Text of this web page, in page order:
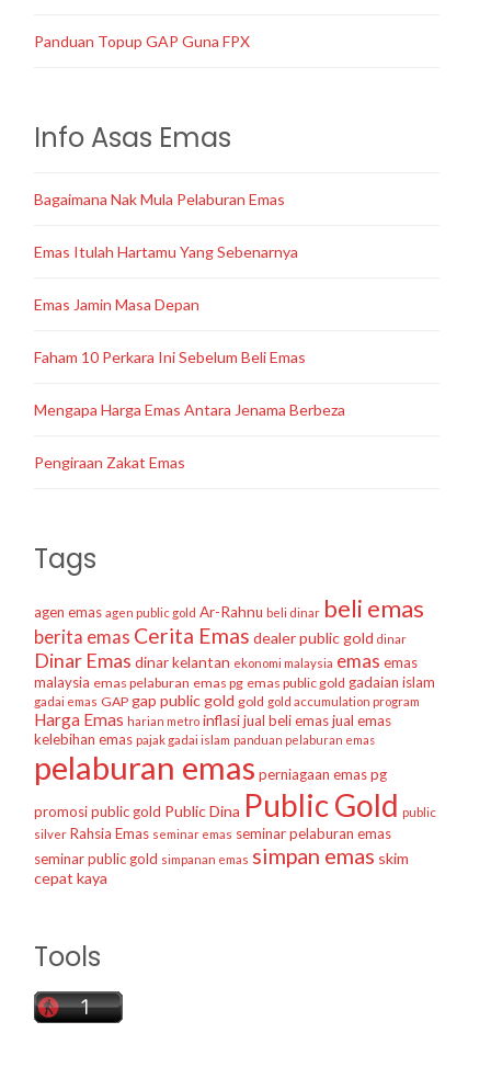
Panduan Topup GAP Guna FPX
Info Asas Emas
Bagaimana Nak Mula Pelaburan Emas
Emas Itulah Hartamu Yang Sebenarnya
Emas Jamin Masa Depan
Faham 10 Perkara Ini Sebelum Beli Emas
Mengapa Harga Emas Antara Jenama Berbeza
Pengiraan Zakat Emas
Tags
agen emas agen public gold Ar-Rahnu beli dinar beli emas
berita emas Cerita Emas dealer public gold dinar
Dinar Emas dinar kelantan ekonomi malaysia emas emas
malaysia emas pelaburan emas pg emas public gold gadaian islam
gadai emas GAP gap public gold gold gold accumulation program
Harga Emas harian metro inflasijual beli emasjual emas
kelebihan emas pajak gadai islam panduan pelaburan emas
pelaburan emas perniagaan emaspg
promosi public gold Public Dina Public Gold public
silver Rahsia Emas seminar emas seminar pelaburan emas
seminar public gold simpanan emas simpan emas skim
cepat kaya
Tools